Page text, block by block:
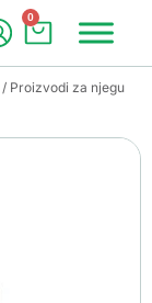
0
/ Proizvodi za njegu